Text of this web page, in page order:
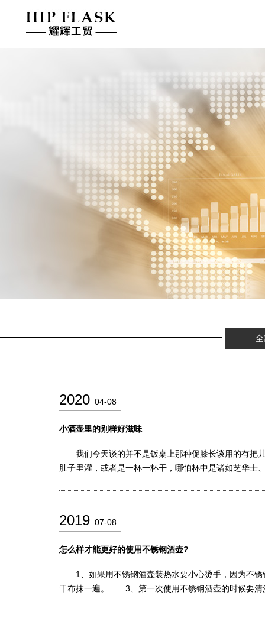
2020 04-08
小酒壶里的别样好滋味
我们今天谈的并不是饭桌上那种促膝长谈用的有把儿
肚子里灌，或者是一杯一杯干，哪怕杯中是诸如芝华士
2019 07-08
怎么样才能更好的使用不锈钢酒壶?
1、如果用不锈钢酒壶装热水要小心烫手，因为不
干布抹一遍。 3、第一次使用不锈钢酒壶的时候要